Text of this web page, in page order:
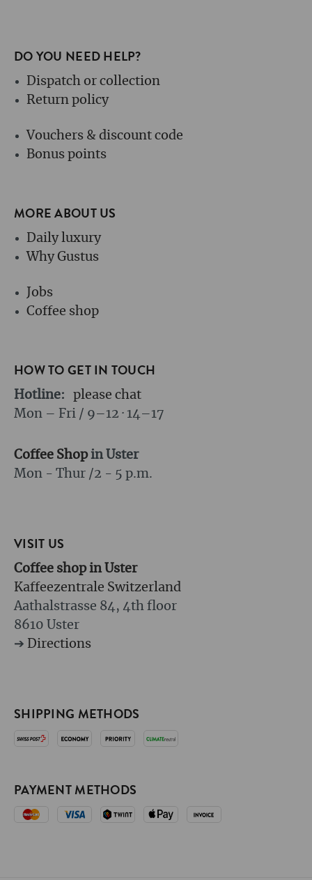
DO YOU NEED HELP?
Dispatch or collection
Return policy
Vouchers & discount code
Bonus points
MORE ABOUT US
Daily luxury
Why Gustus
Jobs
Coffee shop
HOW TO GET IN TOUCH
Hotline:
please chat
Mon – Fri / 9–12 · 14–17
Coffee Shopin Uster
Mon - Thur /2 - 5 p.m.
VISIT US
Coffee shop in Uster
Kaffeezentrale Switzerland
Aathalstrasse 84, 4th floor
8610 Uster
➔ Directions
SHIPPING METHODS
PAYMENT METHODS